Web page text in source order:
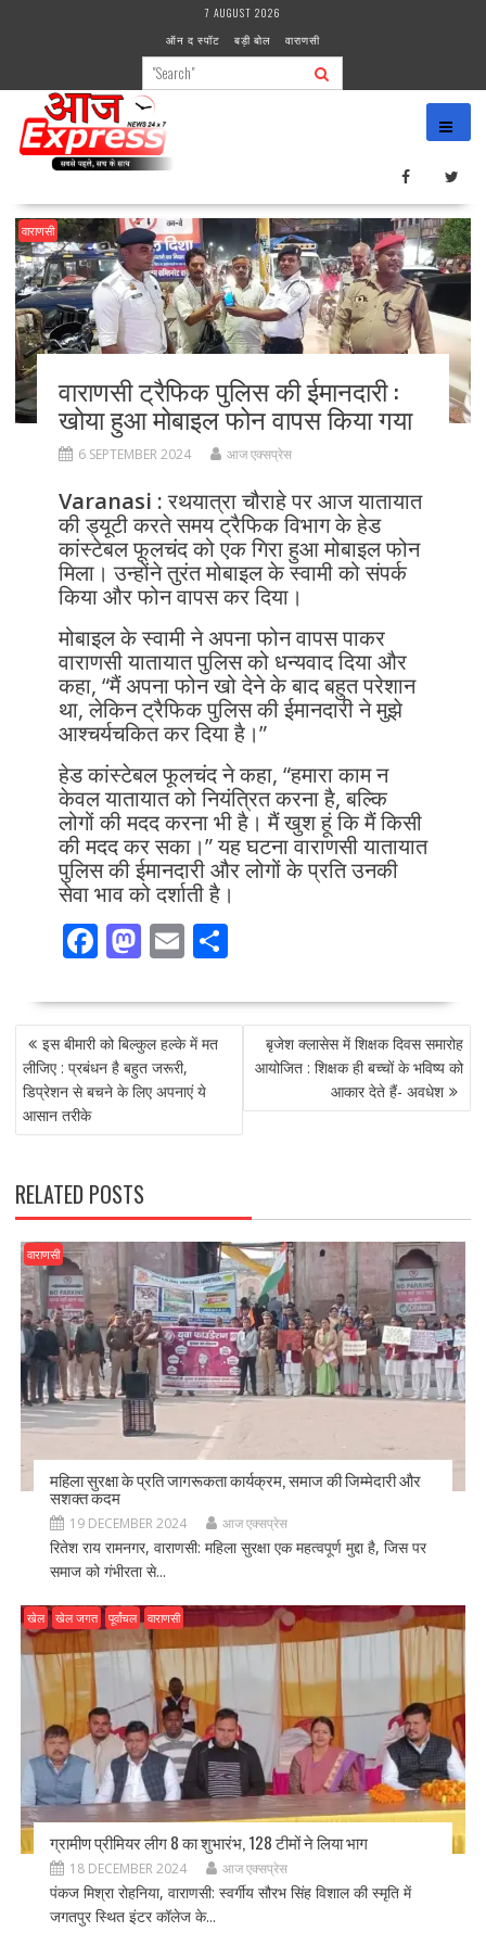
7 AUGUST 2026
ऑन द स्पॉट
बड़ी बोल वाराणसी
वाराणसी
वाराणसी ट्रैफिक पुलिस की ईमानदारी :
खोया हुआ मोबाइल फोन वापस किया गया
6 SEPTEMBER 2024 आज एक्सप्रेस
Varanasi :रथयात्रा चौराहे पर आज यातायात
की ड्यूटी करते समय ट्रैफिक विभाग के हेड
कांस्टेबल फूलचंद को एक गिरा हुआ मोबाइल फोन
मिला। उन्होंने तुरंत मोबाइल के स्वामी को संपर्क
किया और फोन वापस कर दिया।
मोबाइल के स्वामी ने अपना फोन वापस पाकर
वाराणसी यातायात पुलिस को धन्यवाद दिया और
कहा, “मैं अपना फोन खो देने के बाद बहुत परेशान
था, लेकिन ट्रैफिक पुलिस की ईमानदारी ने मुझे
आश्चर्यचकित कर दिया है।”
हेड कांस्टेबल फूलचंद ने कहा, “हमारा काम न
केवल यातायात को नियंत्रित करना है, बल्कि
लोगों की मदद करना भी है। मैं खुश हूं कि मैं किसी
की मदद कर सका।” यह घटना वाराणसी यातायात
पुलिस की ईमानदारी और लोगों के प्रति उनकी
सेवा भाव को दर्शाती है।
F
e
b
o
k
M
to
d
o
n
E
ai
l
S
ar
POST
NAVIGATION
इस बीमारी को बिल्कुल हल्के में मत
लीजिए : प्रबंधन है बहुत जरूरी,
डिप्रेशन से बचने के लिए अपनाएं ये
आसान तरीके
बृजेश क्लासेस में शिक्षक दिवस समारोह
आयोजित : शिक्षक ही बच्चों के भविष्य को
आकार देते हैं- अवधेश
RELATED POSTS
वाराणसी
महिला सुरक्षा के प्रति जागरूकता कार्यक्रम, समाज की जिम्मेदारी और
सशक्त कदम
19 DECEMBER 2024 आज एक्सप्रेस
रितेश राय रामनगर, वाराणसी: महिला सुरक्षा एक महत्वपूर्ण मुद्दा है, जिस पर
समाज को गंभीरता से...
खेल खेल जगत पूर्वांचल वाराणसी
ग्रामीण प्रीमियर लीग 8 का शुभारंभ, 128 टीमों ने लिया भाग
18 DECEMBER 2024 आज एक्सप्रेस
पंकज मिश्रा रोहनिया, वाराणसी: स्वर्गीय सौरभ सिंह विशाल की स्मृति में
जगतपुर स्थित इंटर कॉलेज के...